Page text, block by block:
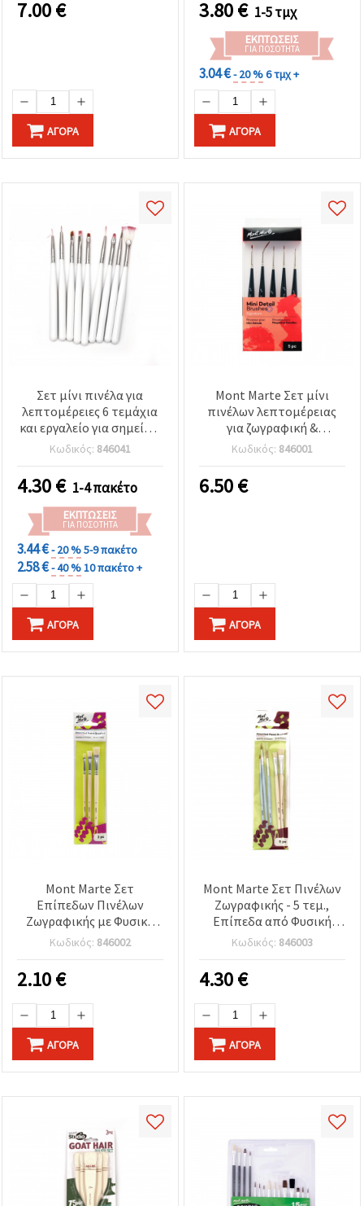
7.00€
ΑΓΟΡΆ
3.80€ 1-5 τμχ
ΕΚΠΤΏΣΕΙΣ
ΓΙΑ ΠΟΣΌΤΗΤΑ
3.04 €- 20 %6 τμχ +
ΑΓΟΡΆ
Σετ μίνι πινέλα για
λεπτομέρειες 6 τεμάχια
και εργαλείο για σημεία 1
τεμάχιο
Κωδικός: 846041
4.30€ 1-4 πακέτο
ΕΚΠΤΏΣΕΙΣ
ΓΙΑ ΠΟΣΌΤΗΤΑ
3.44 €- 20 %5-9 πακέτο
2.58 €- 40 %10 πακέτο +
ΑΓΟΡΆ
Mont Marte Σετ μίνι
πινέλων λεπτομέρειας
για ζωγραφική &
χειροτεχνίες - 5 τεμ.
Κωδικός: 846001
6.50€
ΑΓΟΡΆ
Mont Marte Σετ
Επίπεδων Πινέλων
Ζωγραφικής με Φυσική
Τρίχα – 3 τεμ.
Κωδικός: 846002
2.10€
ΑΓΟΡΆ
Mont Marte Σετ Πινέλων
Ζωγραφικής - 5 τεμ.,
Επίπεδα από Φυσική
Τρίχα & Στρογγυλά
Συνθετικά
Κωδικός: 846003
4.30€
ΑΓΟΡΆ